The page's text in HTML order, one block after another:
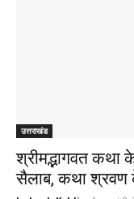
उत्तराखंड
श्रीमद्भागवत कथा
सैलाब, कथा श्रवण